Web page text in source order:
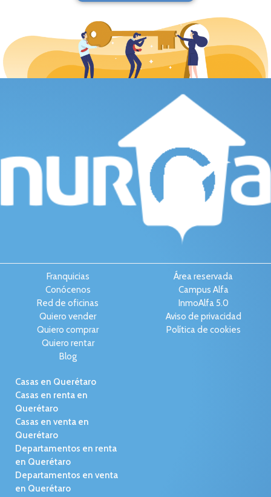
Franquicias
Conócenos
Red de oficinas
Quiero vender
Quiero comprar
Quiero rentar
Blog
Área reservada
Campus Alfa
InmoAlfa 5.0
Aviso de privacidad
Política de cookies
Casas en Querétaro
Casas en renta en
Querétaro
Casas en venta en
Querétaro
Departamentos en renta
en Querétaro
Departamentos en venta
en Querétaro